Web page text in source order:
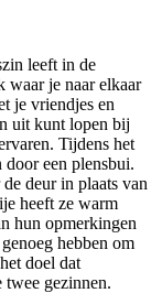
leeft in de
waar je naar elkaar
je vriendjes en
uit kunt lopen bij
Tijdens het
een plensbui.
deur in plaats van
heeft ze warm
hun opmerkingen
hebben om
doel dat
twee gezinnen.